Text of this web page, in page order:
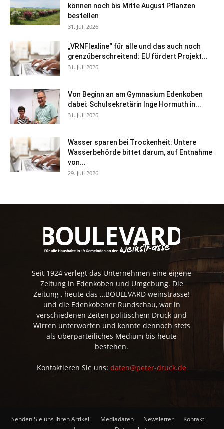
können noch bis Mitte August Pflanzen
bestellen
31. Juli 2026
„VRNFlexline“ für alle und das auch noch
grenzüberschreitend: EU fördert Projekt...
31. Juli 2026
Von Beginn an am Gymnasium Edenkoben
dabei: Schulsekretärin Inge Hormuth in...
31. Juli 2026
Wasser sparen bei Trockenheit: Untere
Wasserbehörde bittet darum, auf Entnahme
von...
29. Juli 2026
Seit 1924 verlegt das Unternehmen eine eigene
Zeitung in Edenkoben und Umgebung. Die
Zeitung , heute das …BOULEVARD weinstrasse!
und die Edenkobener Rundschau, war in
verschiedenen Zeiten politischem Druck und
Wirren unterworfen und konnte dennoch stets
als überparteiliches Medium bis heute
bestehen.
Kontaktieren Sie uns:daten@peter-druck.de
Senden Sie uns Ihren Artikel! Mediadaten Newsletter
Kontakt